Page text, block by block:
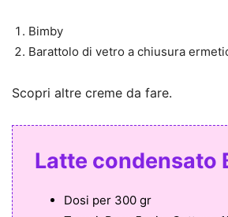
Bimby
Barattolo di vetro a chiusura
Scopri altre creme da fare.
Latte condensato
Dosi per 300 gr